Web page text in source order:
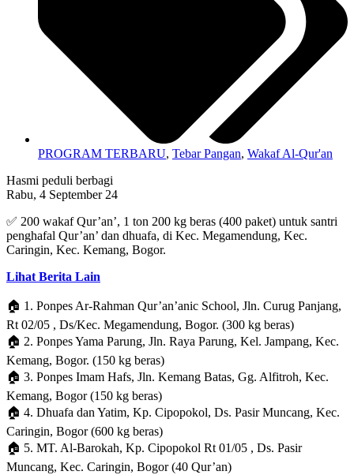
PROGRAM TERBARU, Tebar Pangan, Wakaf Al-Qur'an
Hasmi peduli berbagi
Rabu, 4 September 24
✅ 200 wakaf Qur’an’, 1 ton 200 kg beras (400 paket) untuk santri
penghafal Qur’an’ dan dhuafa, di Kec. Megamendung, Kec.
Caringin, Kec. Kemang, Bogor.
Lihat Berita Lain
🏠 1. Ponpes Ar-Rahman Qur’an’anic School, Jln. Curug Panjang,
Rt 02/05 , Ds/Kec. Megamendung, Bogor. (300 kg beras)
🏠 2. Ponpes Yama Parung, Jln. Raya Parung, Kel. Jampang, Kec.
Kemang, Bogor. (150 kg beras)
🏠 3. Ponpes Imam Hafs, Jln. Kemang Batas, Gg. Alfitroh, Kec.
Kemang, Bogor (150 kg beras)
🏠 4. Dhuafa dan Yatim, Kp. Cipopokol, Ds. Pasir Muncang, Kec.
Caringin, Bogor (600 kg beras)
🏠 5. MT. Al-Barokah, Kp. Cipopokol Rt 01/05 , Ds. Pasir
Muncang, Kec. Caringin, Bogor (40 Qur’an)